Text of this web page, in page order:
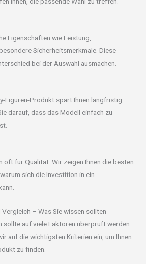
Eigenschaften wie Leistung,
Sicherheitsmerkmale. Diese
bei der Auswahl ausmachen.
Figuren-Produkt spart Ihnen langfristig
darauf, dass das Modell einfach zu
oft für Qualität. Wir zeigen Ihnen die besten
sich die Investition in ein
Vergleich – Was Sie wissen sollten
sollte auf viele Faktoren überprüft werden.
auf die wichtigsten Kriterien ein, um Ihnen
zu finden.